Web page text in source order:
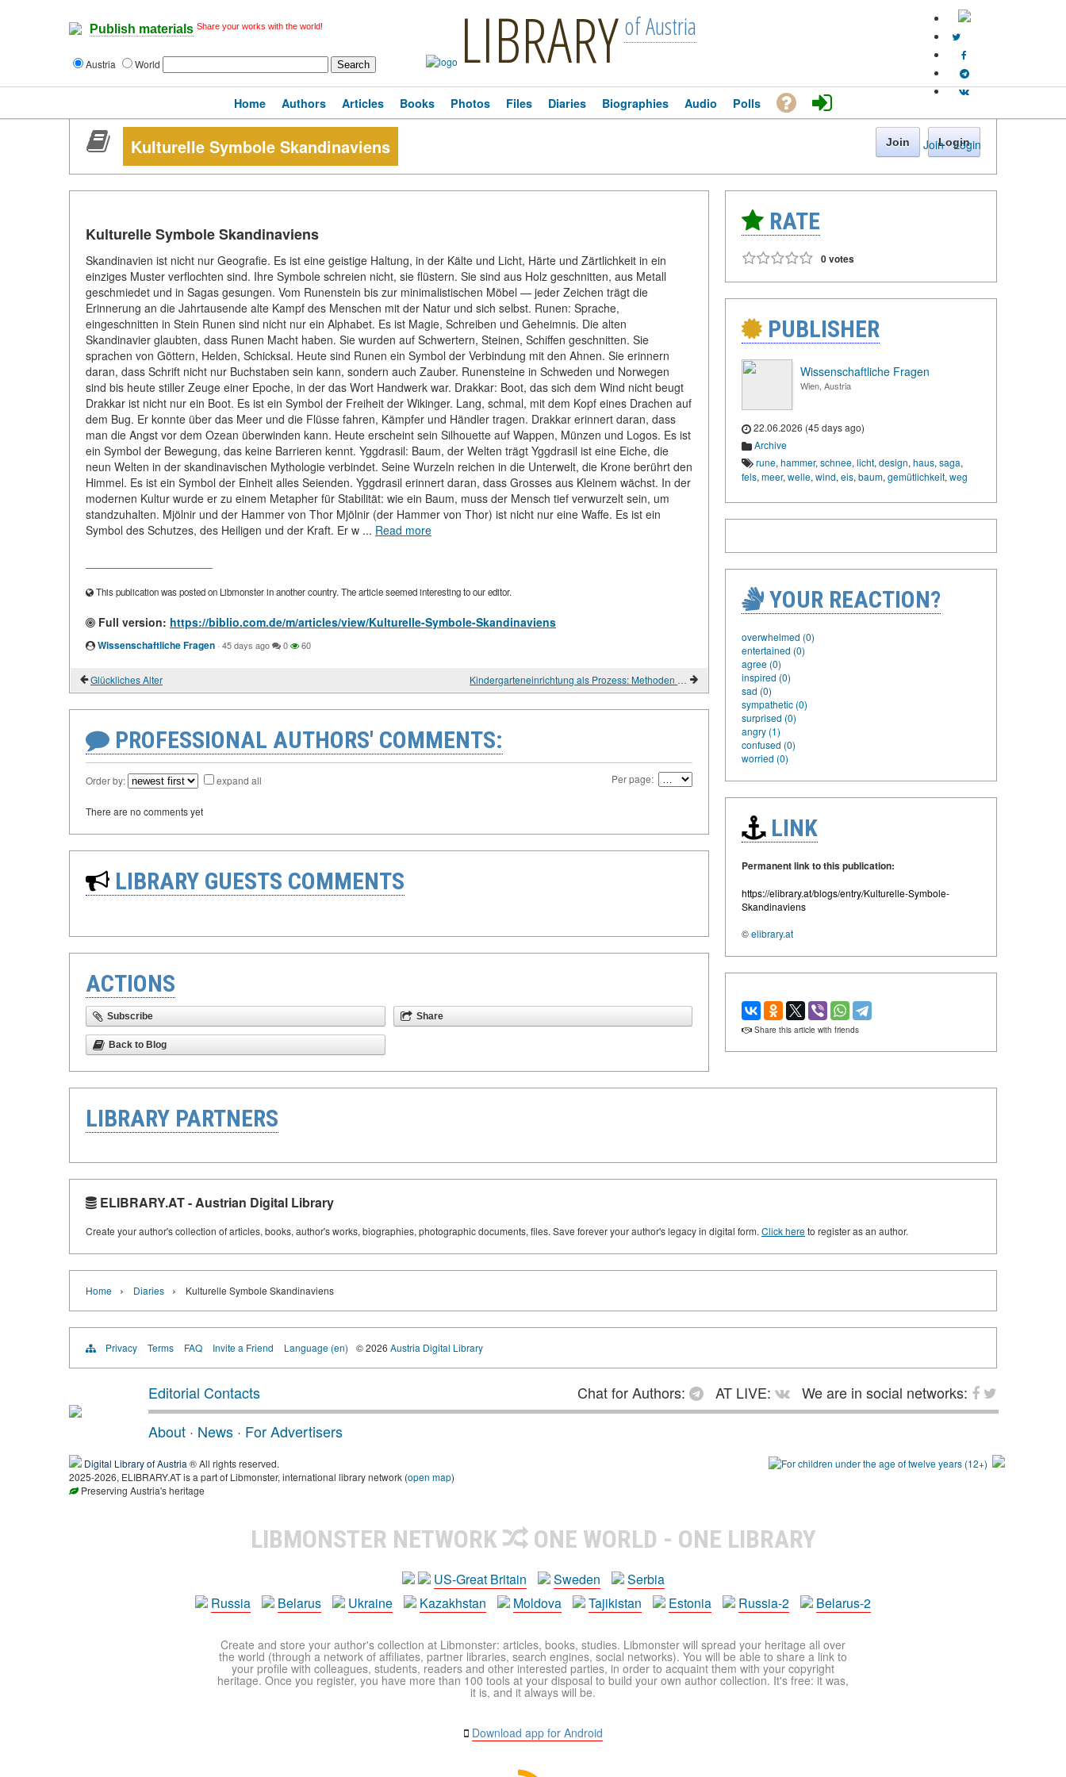
Publish materials Share your works with the world!
Austria World LIBRARY of Austria
Join · Login
Home Authors Articles Books Photos Files Diaries Biographies Audio Polls
Kulturelle Symbole Skandinaviens Join Login
Kulturelle Symbole Skandinaviens
Skandinavien ist nicht nur Geografie. Es ist eine geistige Haltung, in der Kälte und Licht, Härte und Zärtlichkeit in ein
einziges Muster verflochten sind. Ihre Symbole schreien nicht, sie flüstern. Sie sind aus Holz geschnitten, aus Metall
geschmiedet und in Sagas gesungen. Vom Runenstein bis zur minimalistischen Möbel — jeder Zeichen trägt die
Erinnerung an die Jahrtausende alte Kampf des Menschen mit der Natur und sich selbst. Runen: Sprache,
eingeschnitten in Stein Runen sind nicht nur ein Alphabet. Es ist Magie, Schreiben und Geheimnis. Die alten
Skandinavier glaubten, dass Runen Macht haben. Sie wurden auf Schwertern, Steinen, Schiffen geschnitten. Sie
sprachen von Göttern, Helden, Schicksal. Heute sind Runen ein Symbol der Verbindung mit den Ahnen. Sie erinnern
daran, dass Schrift nicht nur Buchstaben sein kann, sondern auch Zauber. Runensteine in Schweden und Norwegen
sind bis heute stiller Zeuge einer Epoche, in der das Wort Handwerk war. Drakkar: Boot, das sich dem Wind nicht beugt
Drakkar ist nicht nur ein Boot. Es ist ein Symbol der Freiheit der Wikinger. Lang, schmal, mit dem Kopf eines Drachen auf
dem Bug. Er konnte über das Meer und die Flüsse fahren, Kämpfer und Händler tragen. Drakkar erinnert daran, dass
man die Angst vor dem Ozean überwinden kann. Heute erscheint sein Silhouette auf Wappen, Münzen und Logos. Es ist
ein Symbol der Bewegung, das keine Barrieren kennt. Yggdrasil: Baum, der Welten trägt Yggdrasil ist eine Eiche, die
neun Welten in der skandinavischen Mythologie verbindet. Seine Wurzeln reichen in die Unterwelt, die Krone berührt den
Himmel. Es ist ein Symbol der Einheit alles Seienden. Yggdrasil erinnert daran, dass Grosses aus Kleinem wächst. In der
modernen Kultur wurde er zu einem Metapher für Stabilität: wie ein Baum, muss der Mensch tief verwurzelt sein, um
standzuhalten. Mjölnir und der Hammer von Thor Mjölnir (der Hammer von Thor) ist nicht nur eine Waffe. Es ist ein
Symbol des Schutzes, des Heiligen und der Kraft. Er w ... Read more
This publication was posted on Libmonster in another country. The article seemed interesting to our editor.
Full version: https://biblio.com.de/m/articles/view/Kulturelle-Symbole-Skandinaviens
Wissenschaftliche Fragen · 45 days ago 0 60
Glückliches Alter Kindergarteneinrichtung als Prozess: Methoden und Techniken
PROFESSIONAL AUTHORS' COMMENTS:
Order by: expand all Per page:
There are no comments yet
LIBRARY GUESTS COMMENTS
ACTIONS
Subscribe Share
Back to Blog
RATE
0 votes
PUBLISHER
Wissenschaftliche Fragen
Wien, Austria
22.06.2026 (45 days ago)
Archive
rune, hammer, schnee, licht, design, haus, saga,
fels, meer, welle, wind, eis, baum, gemütlichkeit, weg
YOUR REACTION?
overwhelmed (0)
entertained (0)
agree (0)
inspired (0)
sad (0)
sympathetic (0)
surprised (0)
angry (1)
confused (0)
worried (0)
LINK
Permanent link to this publication:
https://elibrary.at/blogs/entry/Kulturelle-Symbole-
Skandinaviens
©elibrary.at
Share this article with friends
LIBRARY PARTNERS
ELIBRARY.AT - Austrian Digital Library
Create your author's collection of articles, books, author's works, biographies, photographic documents, files. Save forever your author's legacy in digital form. Click hereto register as an author.
Home › Diaries › Kulturelle Symbole Skandinaviens
Privacy Terms FAQ Invite a Friend Language (en) © 2026 Austria Digital Library
Editorial Contacts Chat for Authors: AT LIVE:
We are in social networks:
About · News · For Advertisers
Digital Library of Austria ® All rights reserved.
2025-2026, ELIBRARY.AT is a part of Libmonster, international library network (open map)
Preserving Austria's heritage
LIBMONSTER NETWORK ONE WORLD - ONE LIBRARY
US-Great Britain Sweden
Serbia
Russia
Belarus Ukraine Kazakhstan Moldova Tajikistan Estonia Russia-2 Belarus-2
Create and store your author's collection at Libmonster: articles, books, studies. Libmonster will spread your heritage all over
the world (through a network of affiliates, partner libraries, search engines, social networks). You will be able to share a link to
your profile with colleagues, students, readers and other interested parties, in order to acquaint them with your copyright
heritage. Once you register, you have more than 100 tools at your disposal to build your own author collection. It's free: it was,
it is, and it always will be.
Download app for Android